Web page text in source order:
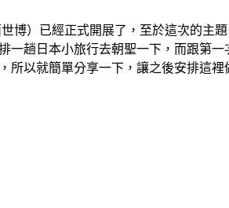
博）已經正式開展了，至於這次的主
趟日本小旅行去朝聖一下，而跟第
以就簡單分享一下，讓之後安排這